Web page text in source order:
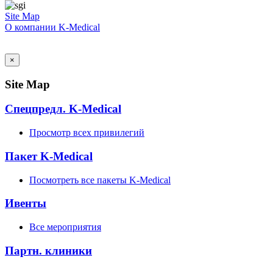
Site Map
О компании K-Medical
×
Site Map
Спецпредл. K-Medical
Просмотр всех привилегий
Пакет K-Medical
Посмотреть все пакеты K-Medical
Ивенты
Все мероприятия
Партн. клиники